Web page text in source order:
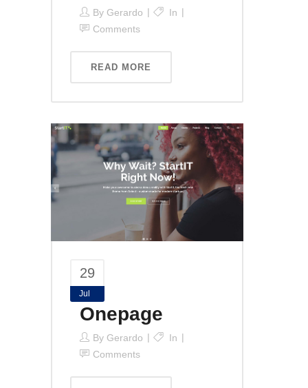
By Gerardo
In
Comments
READ MORE
29
Jul
Onepage
By Gerardo
In
Comments